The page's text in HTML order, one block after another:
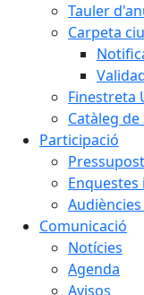
Tauler
Carpeta
Finestreta
Catàleg de
Participació
Comunicació
Notícies
Agenda
Avisos